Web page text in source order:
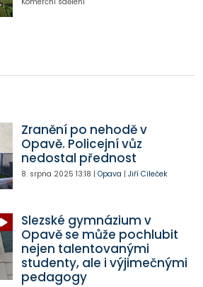
Zranění po nehodě v
Opavě. Policejní vůz
nedostal přednost
8. srpna 2025 13:18 | Opava | Jiří Cileček
Slezské gymnázium v
Opavě se může pochlubit
nejen talentovanými
studenty, ale i výjimečnými
pedagogy